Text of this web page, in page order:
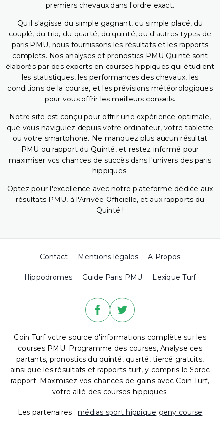
premiers chevaux dans l'ordre exact.
Qu'il s'agisse du simple gagnant, du simple placé, du
couplé, du trio, du quarté, du quinté, ou d'autres types de
paris PMU, nous fournissons les résultats et les rapports
complets. Nos analyses et pronostics PMU Quinté sont
élaborés par des experts en courses hippiques qui étudient
les statistiques, les performances des chevaux, les
conditions de la course, et les prévisions météorologiques
pour vous offrir les meilleurs conseils.
Notre site est conçu pour offrir une expérience optimale,
que vous naviguiez depuis votre ordinateur, votre tablette
ou votre smartphone. Ne manquez plus aucun résultat
PMU ou rapport du Quinté, et restez informé pour
maximiser vos chances de succès dans l'univers des paris
hippiques.
Optez pour l'excellence avec notre plateforme dédiée aux
résultats PMU, à l'Arrivée Officielle, et aux rapports du
Quinté !
Contact Mentions légales A Propos
Hippodromes Guide Paris PMU Lexique Turf
Coin Turf votre source d'informations complète sur les
courses PMU. Programme des courses, Analyse des
partants, pronostics du quinté, quarté, tiercé gratuits,
ainsi que les résultats et rapports turf, y compris le Sorec
rapport. Maximisez vos chances de gains avec Coin Turf,
votre allié des courses hippiques.
Les partenaires : médias sport hippique geny course